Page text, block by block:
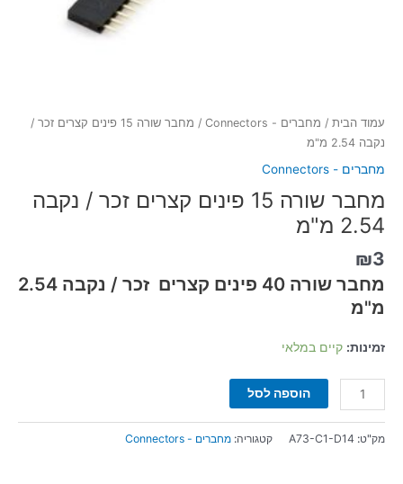
עמוד הבית / מחברים - Connectors
/ מחבר שורה 15 פינים קצרים זכר /
נקבה 2.54 מ"מ
מחברים - Connectors
מחבר שורה 15 פינים קצרים זכר / נקבה
2.54 מ"מ
₪3
מחבר שורה 40 פינים קצרים זכר / נקבה 2.54
מ"מ
זמינות: קיים במלאי
הוספה לסל
מק"ט: A73-C1-D14 קטגוריה: מחברים - Connectors